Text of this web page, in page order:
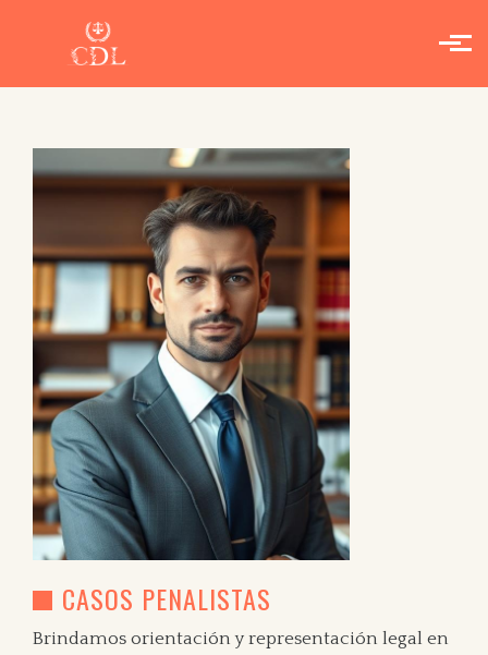
Skip to main content
CASOS PENALISTAS
Brindamos orientación y representación legal en